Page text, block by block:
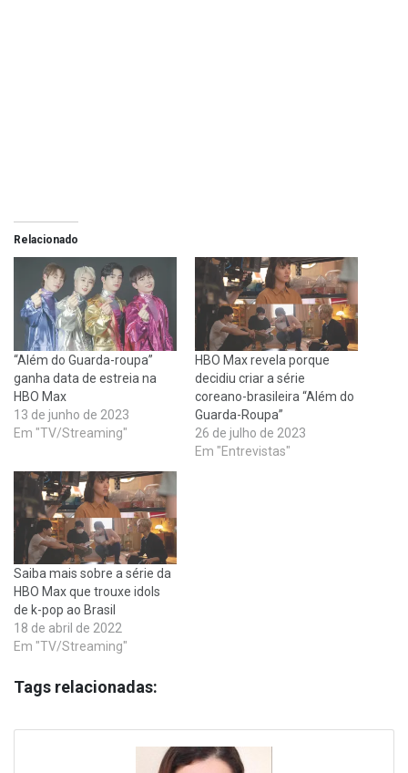
Relacionado
“Além do Guarda-roupa”
ganha data de estreia na
HBO Max
13 de junho de 2023
Em "TV/Streaming"
HBO Max revela porque
decidiu criar a série
coreano-brasileira “Além do
Guarda-Roupa”
26 de julho de 2023
Em "Entrevistas"
Saiba mais sobre a série da
HBO Max que trouxe idols
de k-pop ao Brasil
18 de abril de 2022
Em "TV/Streaming"
Tags relacionadas: